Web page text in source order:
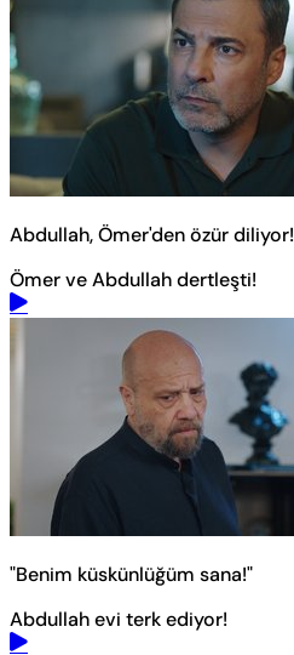
Abdullah, Ömer'den özür diliyor!
Ömer ve Abdullah dertleşti!
"Benim küskünlüğüm sana!"
Abdullah evi terk ediyor!